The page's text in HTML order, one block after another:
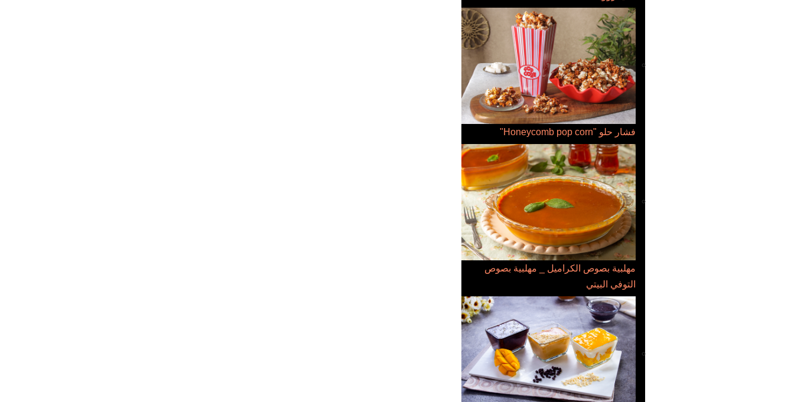
فشار حلو "Honeycomb pop corn"
مهلبية بصوص الكراميل _ مهلبية بصوص
التوفي البيتي